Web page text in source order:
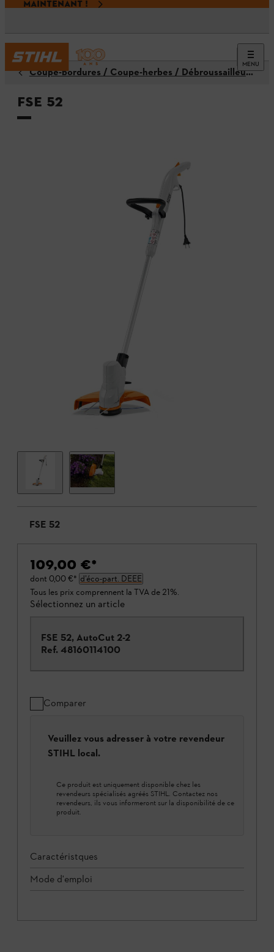
MAINTENANT !
MENU
Coupe-bordures / Coupe-herbes / Débroussailleuses
FSE 52
FSE 52
109,00 €*
dont 0,00 €* d’éco-part. DEEE
Tous les prix comprennent la TVA de 21%.
Sélectionnez un article
FSE 52, AutoCut 2-2
Ref. 48160114100
Comparer
Veuillez vous adresser à votre revendeur
STIHL local.
Ce produit est uniquement disponible chez les
revendeurs spécialisés agréés STIHL. Contactez nos
revendeurs, ils vous informeront sur la disponibilité de ce
produit.
Caractéristques
Mode d'emploi